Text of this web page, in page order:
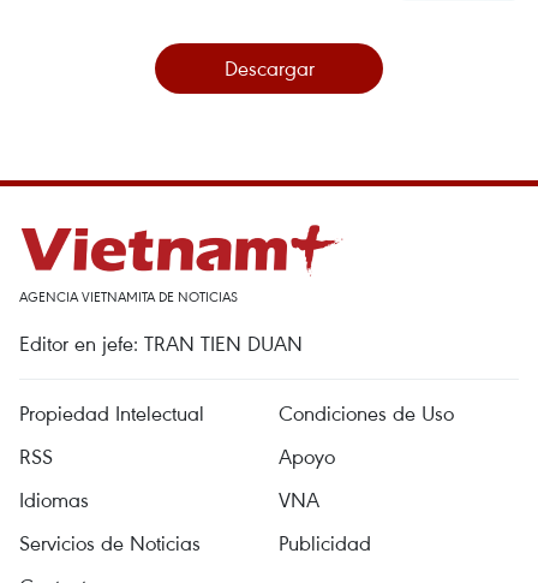
Descargar
AGENCIA VIETNAMITA DE NOTICIAS
Editor en jefe: TRAN TIEN DUAN
Propiedad Intelectual
Condiciones de Uso
RSS
Apoyo
Idiomas
VNA
Servicios de Noticias
Publicidad